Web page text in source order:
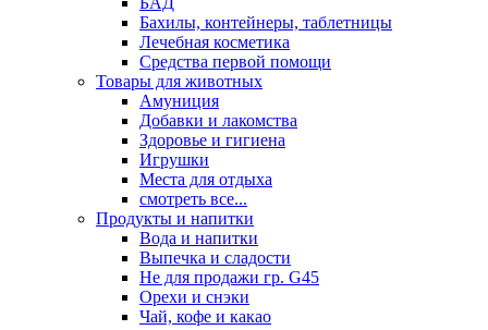
Бахилы, контейнеры, таблетницы
Лечебная косметика
Средства первой помощи
Товары для животных
Амуниция
Добавки и лакомства
Здоровье и гигиена
Игрушки
Места для отдыха
смотреть все...
Продукты и напитки
Вода и напитки
Выпечка и сладости
Не для продажи гр. G45
Орехи и снэки
Чай, кофе и какао